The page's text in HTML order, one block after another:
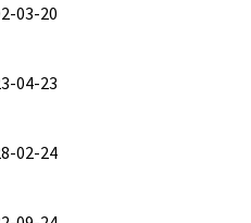
03-20
04-23
02-24